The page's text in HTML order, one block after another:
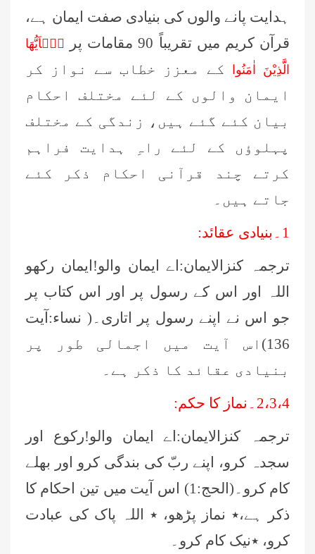
ہدایت پانے والوں کی بنیادی صفت ایمان ہے،
قرآن کریم میں تقریباً 90 مقامات پر
يٰۤاَيُّهَا
الَّذِيْنَ اٰمَنُوا
کے معزز خطاب سے نواز کر
ایمان والوں کے لئے مختلف احکام
بیان کئے گئے ہیں، زندگی کے مختلف
پہلوؤں کے لئے راہِ ہدایت فراہم
کرتے چند قرآنی احکام ذکر کئے
جاتے ہیں۔
1۔بنیادی عقائد:
ترجمہ کنزالایمان:اے ایمان والو!ایمان رکھو
اللہ اور اس کے رسول پر اور اس کتاب پر
جو اس نے اپنے رسول پر اتاری۔( نساء:آیت
136)اس آیت میں اجمالی طور پر
بنیادی عقائد کا ذکر ہے۔
2،3،4۔نماز کا حکم:
ترجمہ کنزالایمان:اے ایمان والو!رکوع اور
سجدہ کرو، اپنے ربّ کی بندگی کرو اور بھلے
کام کرو۔(الحج:1) اس آیت میں تین احکام کا
ذکر ہے،٭ نماز پڑھو، ٭ اللہ پاک کی عبادت
کرو، ٭نیک کام کرو۔